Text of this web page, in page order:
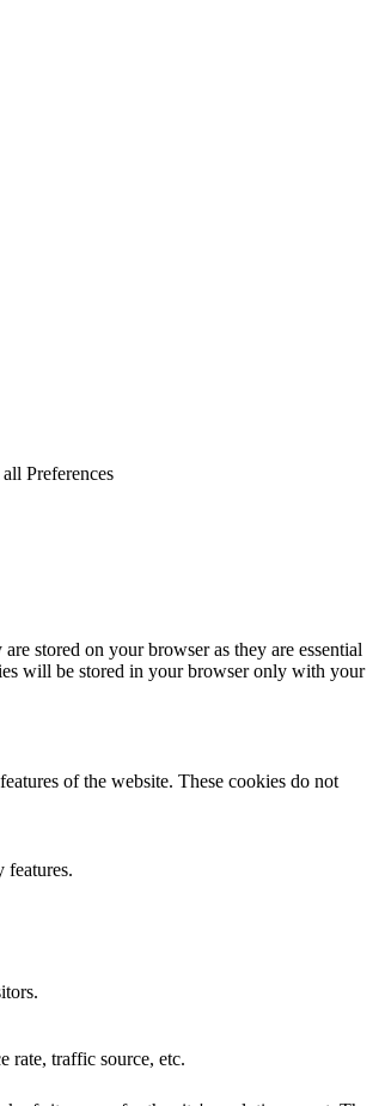
Preferences
stored on your browser as they are essential
will be stored in your browser only with your
of the website. These cookies do not
features.
rate, traffic source, etc.